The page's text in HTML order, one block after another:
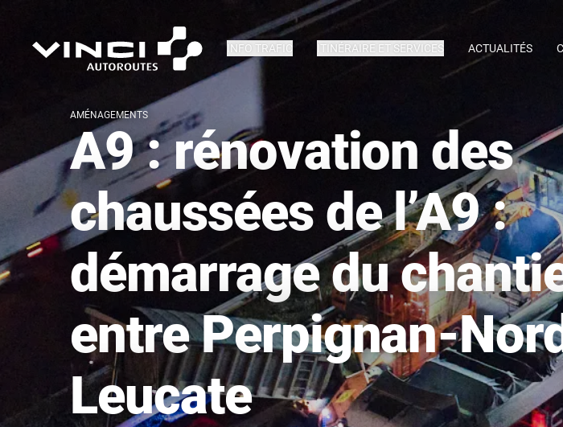
INFO TRAFIC ITINÉRAIRE ET SERVICES ACTUALITÉS
AMÉNAGEMENTS
A9 : rénovation des
chaussées de l’A9 :
démarrage du
entre Perpignan-
Leucate